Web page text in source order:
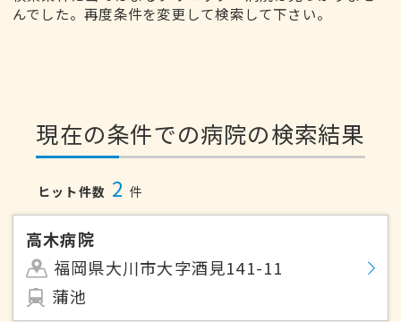
んでした。再度条件を変更して検索して下さい。
現在の条件での病院の検索結果
ヒット件数 2 件
高木病院
福岡県大川市大字酒見141-11
蒲池